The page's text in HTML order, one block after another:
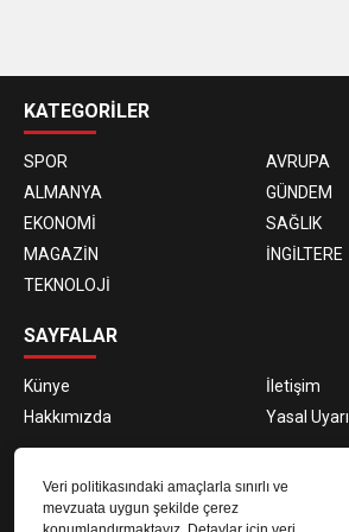
Veri politikasındaki amaçlarla sınırlı ve
mevzuata uygun şekilde çerez
siteleri
KATEGORİLER
SPOR
AVRUPA
ALMANYA
GÜNDEM
EKONOMİ
SAĞLIK
MAGAZİN
İNGİLTERE
TEKNOLOJİ
SAYFALAR
Künye
İletişim
Hakkımızda
Yasal Uyarı